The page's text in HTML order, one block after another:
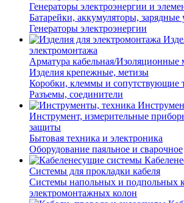
Генераторы электроэнергии и
Батарейки, аккумуляторы, зарядные
Генераторы электроэнергии
электромонтажа
Арматура кабельная/Изоляционные
Изделия крепежные, метизы
Коробки, клеммы и сопутствующие
Разъемы, соединители
Инструмент, измерительные
защиты
Бытовая техника и электроника
Оборудование паяльное и сварочное
Системы для прокладки кабеля
Системы напольных и подпольных
электромонтажных колон